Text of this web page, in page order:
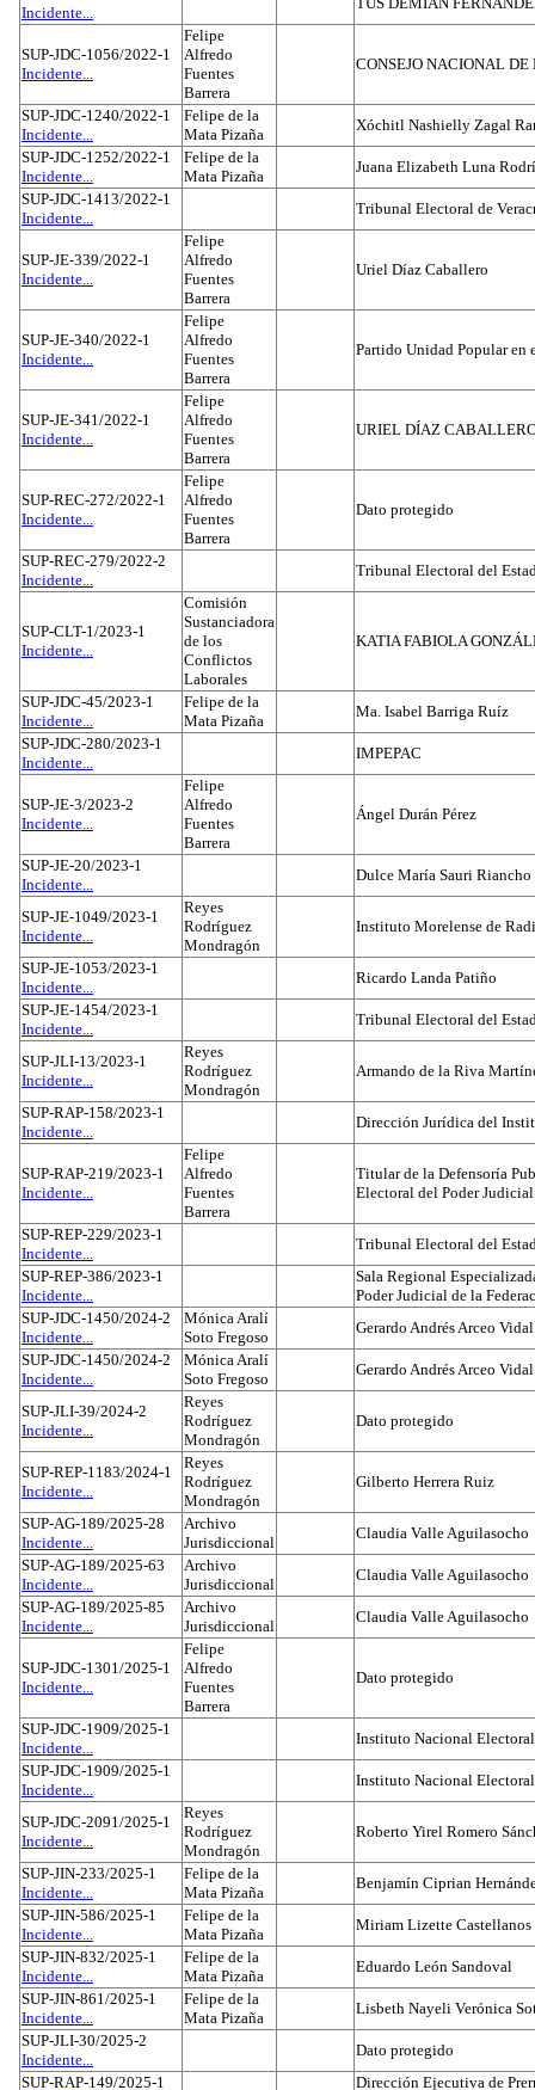
Incidente...
SUP-JDC-1056/2022-1
Incidente...
Felipe
Alfredo
Fuentes
Barrera
CONSEJO NACIONAL
SUP-JDC-1240/2022-1
Incidente...
Felipe de la
Mata Pizaña
Xóchitl Nashielly Zagal
SUP-JDC-1252/2022-1
Incidente...
Felipe de la
Mata Pizaña
Juana Elizabeth Luna
SUP-JDC-1413/2022-1
Incidente...
Tribunal Electoral de
SUP-JE-339/2022-1
Incidente...
Felipe
Alfredo
Fuentes
Barrera
Uriel Díaz Caballero
SUP-JE-340/2022-1
Incidente...
Felipe
Alfredo
Fuentes
Barrera
Partido Unidad Popular en
SUP-JE-341/2022-1
Incidente...
Felipe
Alfredo
Fuentes
Barrera
URIEL DÍAZ
SUP-REC-272/2022-1
Incidente...
Felipe
Alfredo
Fuentes
Barrera
Dato protegido
SUP-REC-279/2022-2
Incidente...
Tribunal Electoral del
SUP-CLT-1/2023-1
Incidente...
Comisión
Sustanciadora
de los
Conflictos
Laborales
KATIA FABIOLA
SUP-JDC-45/2023-1
Incidente...
Felipe de la
Mata Pizaña
Ma. Isabel Barriga Ruíz
SUP-JDC-280/2023-1
Incidente...
IMPEPAC
SUP-JE-3/2023-2
Incidente...
Felipe
Alfredo
Fuentes
Barrera
Ángel Durán Pérez
SUP-JE-20/2023-1
Incidente...
Dulce María Sauri
SUP-JE-1049/2023-1
Incidente...
Reyes
Rodríguez
Mondragón
Instituto Morelense de
SUP-JE-1053/2023-1
Incidente...
Ricardo Landa Patiño
SUP-JE-1454/2023-1
Incidente...
Tribunal Electoral del
SUP-JLI-13/2023-1
Incidente...
Reyes
Rodríguez
Mondragón
Armando de la Riva
SUP-RAP-158/2023-1
Incidente...
Dirección Jurídica del
SUP-RAP-219/2023-1
Incidente...
Felipe
Alfredo
Fuentes
Barrera
Titular de la Defensoría
Electoral del Poder
SUP-REP-229/2023-1
Incidente...
Tribunal Electoral del
SUP-REP-386/2023-1
Incidente...
Sala Regional
Poder Judicial de la
SUP-JDC-1450/2024-2
Incidente...
Mónica Aralí
Soto Fregoso
Gerardo Andrés Arceo Vidal
SUP-JDC-1450/2024-2
Incidente...
Mónica Aralí
Soto Fregoso
Gerardo Andrés Arceo Vidal
SUP-JLI-39/2024-2
Incidente...
Reyes
Rodríguez
Mondragón
Dato protegido
SUP-REP-1183/2024-1
Incidente...
Reyes
Rodríguez
Mondragón
Gilberto Herrera Ruiz
SUP-AG-189/2025-28
Incidente...
Archivo
Jurisdiccional
Claudia Valle Aguilasocho
SUP-AG-189/2025-63
Incidente...
Archivo
Jurisdiccional
Claudia Valle Aguilasocho
SUP-AG-189/2025-85
Incidente...
Archivo
Jurisdiccional
Claudia Valle Aguilasocho
SUP-JDC-1301/2025-1
Incidente...
Felipe
Alfredo
Fuentes
Barrera
Dato protegido
SUP-JDC-1909/2025-1
Incidente...
Instituto Nacional Electoral
SUP-JDC-1909/2025-1
Incidente...
Instituto Nacional Electoral
SUP-JDC-2091/2025-1
Incidente...
Reyes
Rodríguez
Mondragón
Roberto Yirel Romero
SUP-JIN-233/2025-1
Incidente...
Felipe de la
Mata Pizaña
Benjamín Ciprian
SUP-JIN-586/2025-1
Incidente...
Felipe de la
Mata Pizaña
Miriam Lizette Castellanos
SUP-JIN-832/2025-1
Incidente...
Felipe de la
Mata Pizaña
Eduardo León Sandoval
SUP-JIN-861/2025-1
Incidente...
Felipe de la
Mata Pizaña
Lisbeth Nayeli Verónica
SUP-JLI-30/2025-2
Incidente...
Dato protegido
SUP-RAP-149/2025-1
Dirección Ejecutiva de